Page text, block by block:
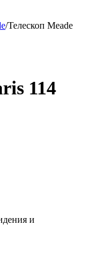
/Телескоп Meade
114
и